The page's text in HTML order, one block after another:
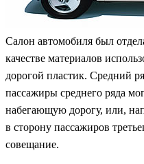
Салон автомобиля был
качестве материалов
дорогой пластик. Средний
пассажиры среднего ряда
набегающую дорогу, или,
в сторону пассажиров
совещание.